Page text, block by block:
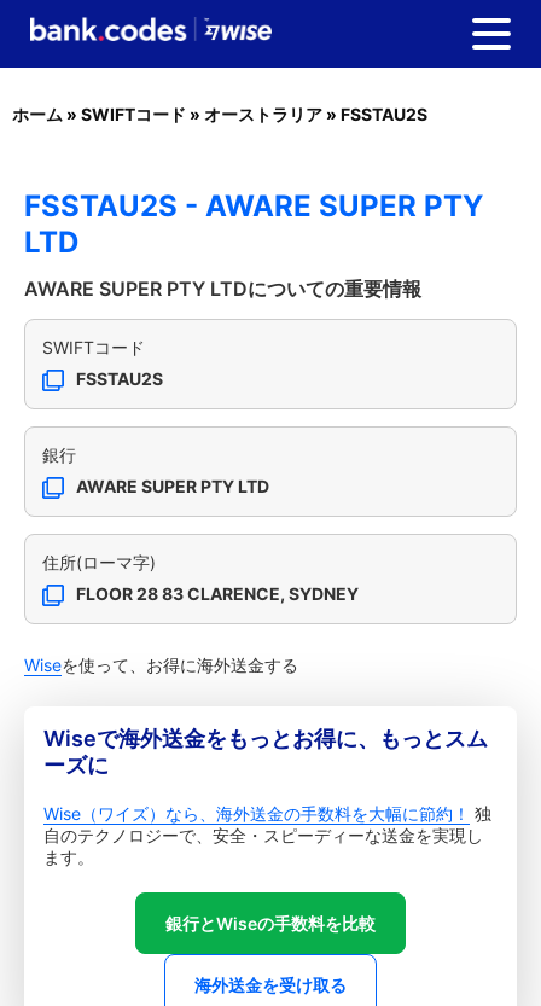
ホーム » SWIFTコード » オーストラリア » FSSTAU2S
FSSTAU2S - AWARE SUPER PTY
LTD
AWARE SUPER PTY LTDについての重要情報
SWIFTコード
FSSTAU2S
銀行
AWARE SUPER PTY LTD
住所(ローマ字)
FLOOR 28 83 CLARENCE, SYDNEY
Wiseを使って、お得に海外送金する
Wiseで海外送金をもっとお得に、もっとスム
ーズに
Wise（ワイズ）なら、海外送金の手数料を大幅に節約！ 独
自のテクノロジーで、安全・スピーディーな送金を実現し
ます。
銀行とWiseの手数料を比較
海外送金を受け取る